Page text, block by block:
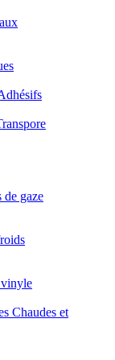
de gaze
vinyle
Chaudes et